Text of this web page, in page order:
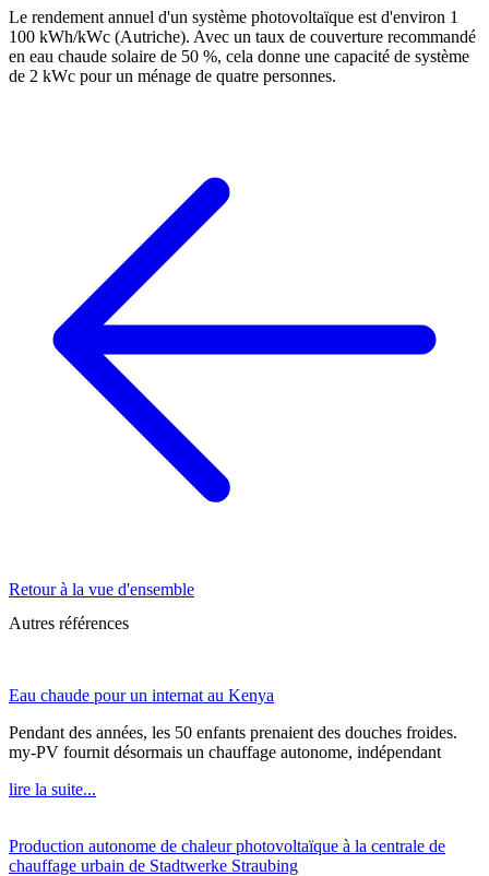
Le rendement annuel d'un système photovoltaïque est d'environ 1
100 kWh/kWc (Autriche). Avec un taux de couverture recommandé
en eau chaude solaire de 50 %, cela donne une capacité de système
de 2 kWc pour un ménage de quatre personnes.
Retour à la vue d'ensemble
Autres références
Eau chaude pour un internat au Kenya
Pendant des années, les 50 enfants prenaient des douches froides.
my-PV fournit désormais un chauffage autonome, indépendant
lire la suite...
Production autonome de chaleur photovoltaïque à la centrale de
chauffage urbain de Stadtwerke Straubing